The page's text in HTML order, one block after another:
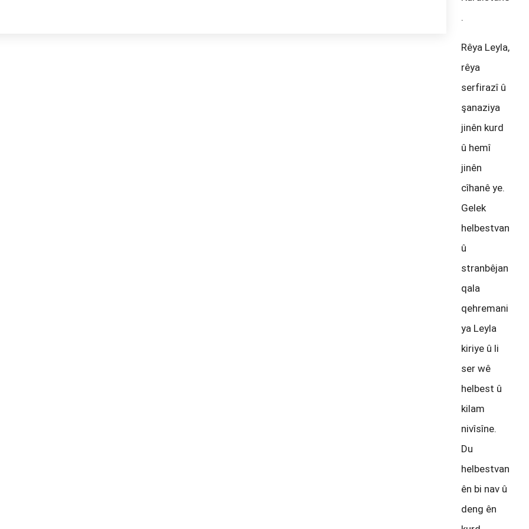
.
Rêya Leyla,
rêya
serfirazî û
şanaziya
jinên kurd
û hemî
jinên
cîhanê ye.
Gelek
helbestvan
û
stranbêjan
qala
qehremani
ya Leyla
kiriye û li
ser wê
helbest û
kilam
nivîsîne.
Du
helbestvan
ên bi nav û
deng ên